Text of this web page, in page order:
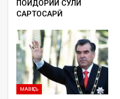
ПОЙДОРИИ СУЛҲИ
САРТОСАРӢ
МАВҚЕЪ